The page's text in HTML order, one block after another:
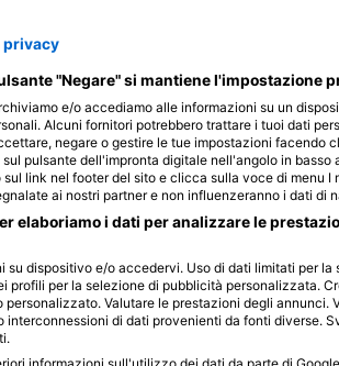
privacy
"Negare" si mantiene l'impostazione
e/o accediamo alle informazioni su un
Alcuni fornitori potrebbero trattare i tuoi dati
negare o gestire le tue impostazioni facendo
pulsante dell'impronta digitale nell'angolo in
link nel footer del sito e clicca sulla voce di menu
ai nostri partner e non influenzeranno i dati di
elaboriamo i dati per analizzare le
su dispositivo e/o accedervi. Uso di dati limitati per
profili per la selezione di pubblicità personalizzata.
Valutare le prestazioni degli
interconnessioni di dati provenienti da fonti diverse.